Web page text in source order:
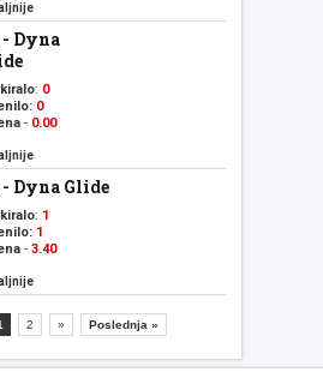
Dyna
: 0
0
- 0.00
Dyna Glide
: 1
1
- 3.40
2 » Poslednja »